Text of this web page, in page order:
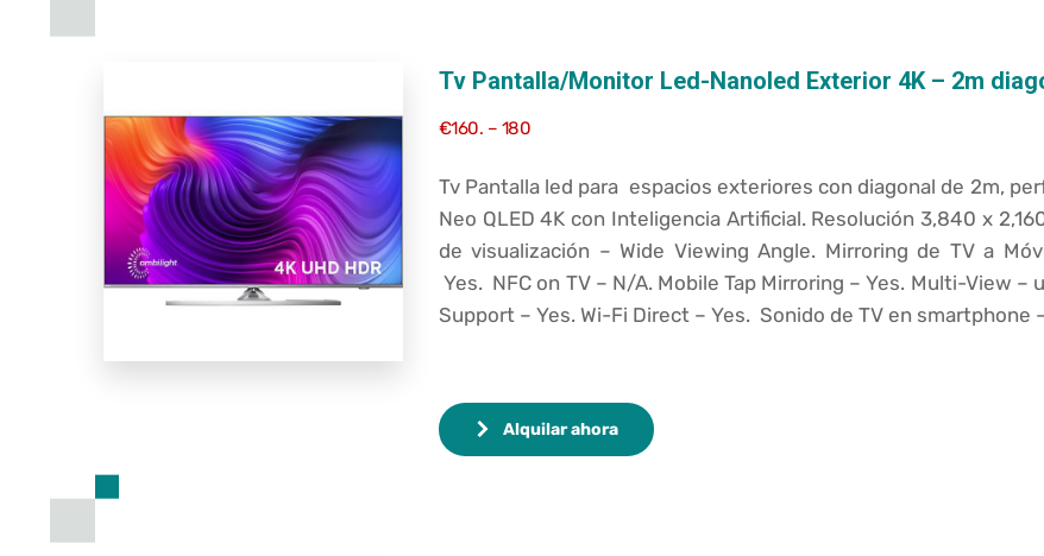
Tv Pantalla/Monitor Led-Nanoled Exterior 4K – 2m
€160. – 180
Tv Pantalla led para espacios exteriores con diagonal de 2m,
Neo QLED 4K con Inteligencia Artificial. Resolución3,840 x
de visualización –Wide Viewing Angle. Mirroring de TV a
Yes. NFC on TV – N/A. Mobile Tap Mirroring –Yes. Multi-View –
Support – Yes. Wi-Fi Direct – Yes. Sonido de TV en smartphone
Alquilar ahora